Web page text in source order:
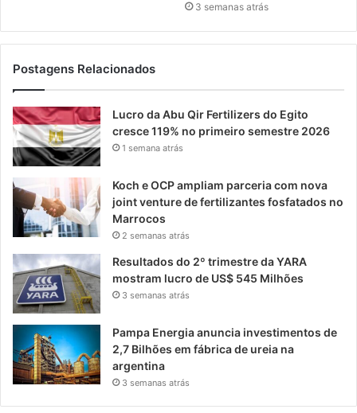
3 semanas atrás
Postagens Relacionados
Lucro da Abu Qir Fertilizers do Egito
cresce 119% no primeiro semestre 2026
1 semana atrás
Koch e OCP ampliam parceria com nova
joint venture de fertilizantes fosfatados no
Marrocos
2 semanas atrás
Resultados do 2º trimestre da YARA
mostram lucro de US$ 545 Milhões
3 semanas atrás
Pampa Energia anuncia investimentos de
2,7 Bilhões em fábrica de ureia na
argentina
3 semanas atrás